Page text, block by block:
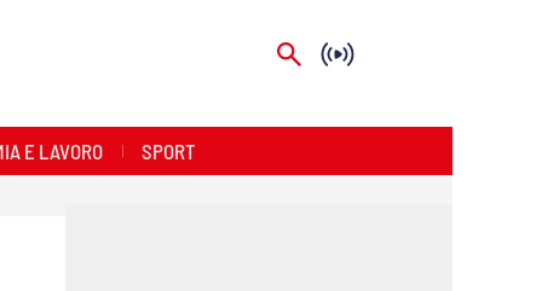
E LAVORO SPORT